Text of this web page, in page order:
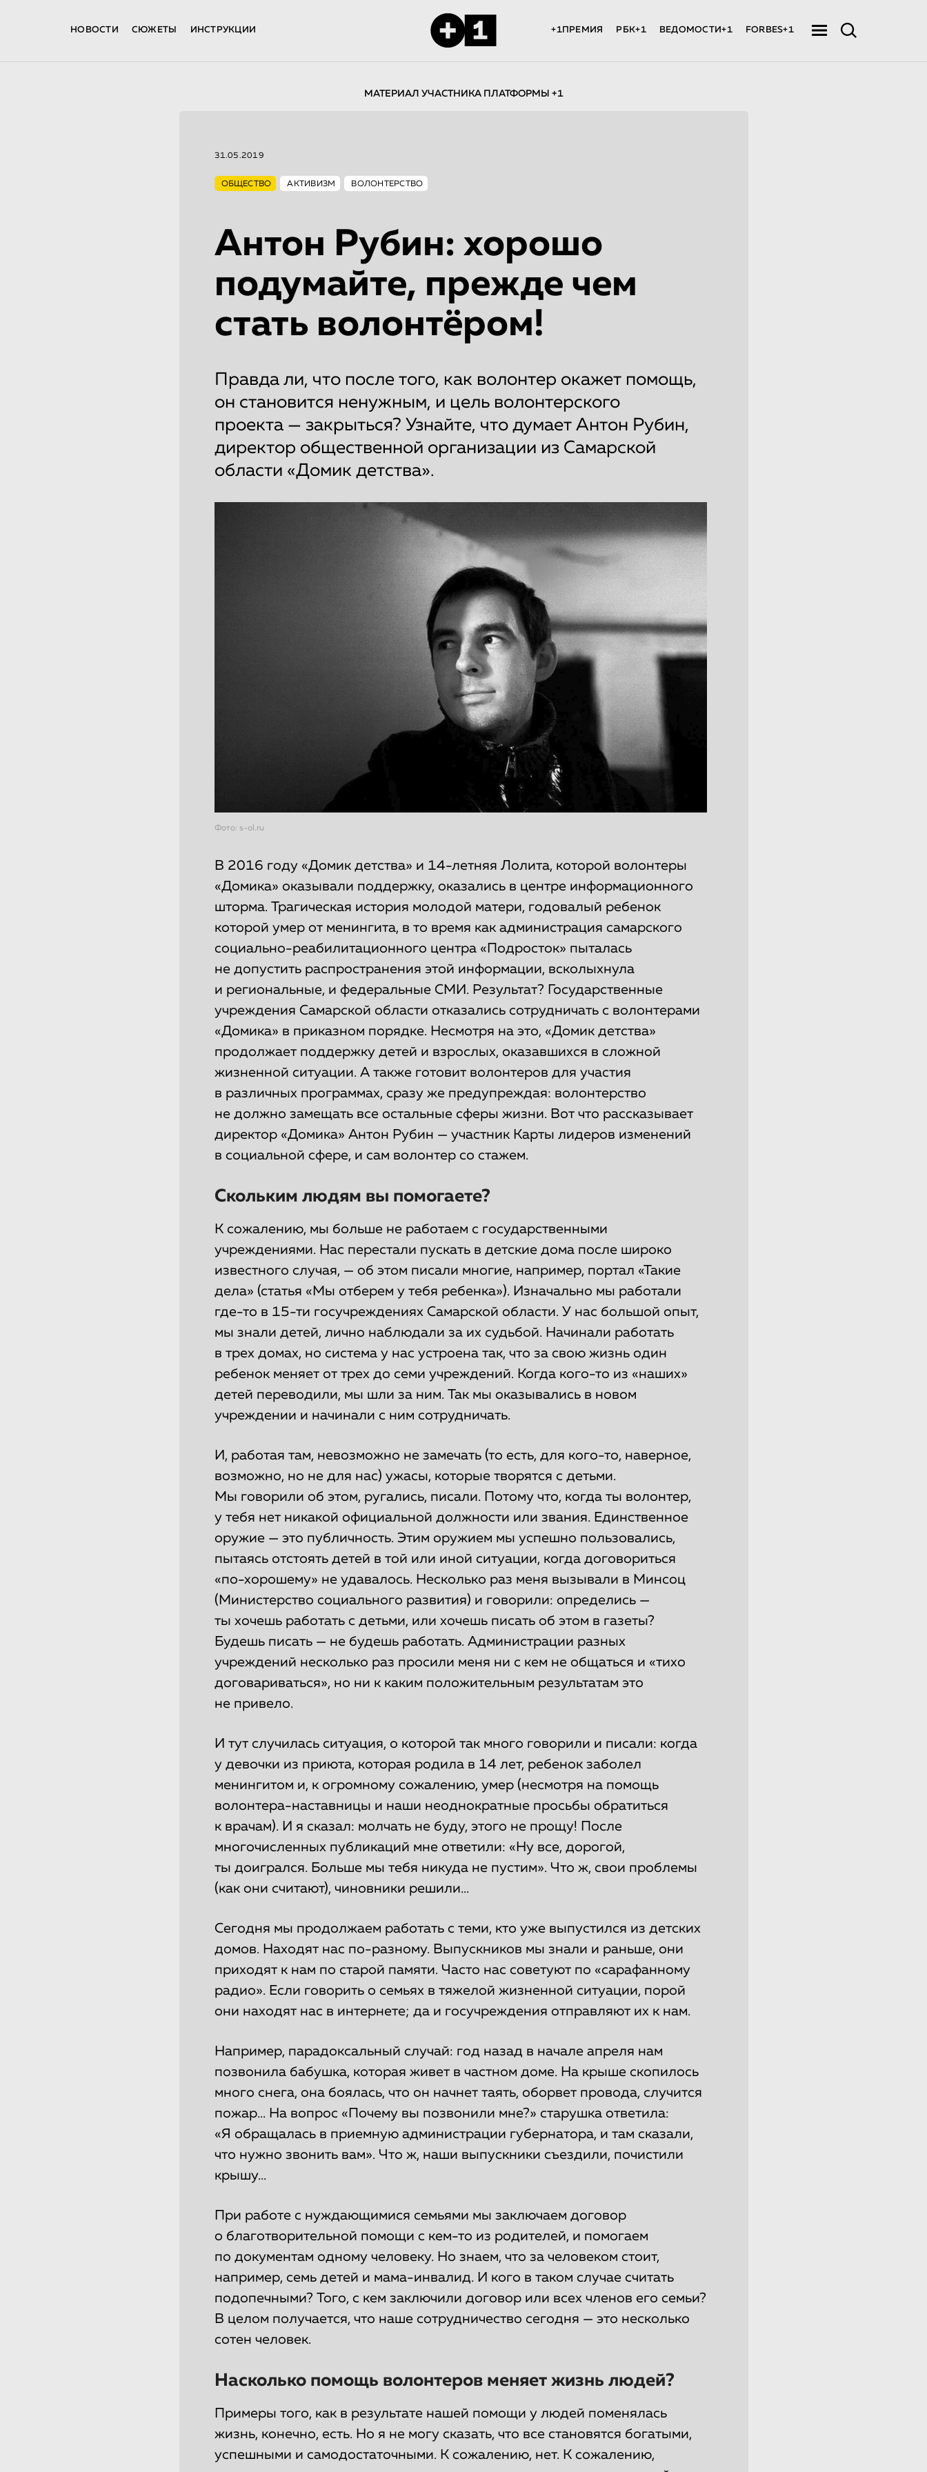
НОВОСТИ СЮЖЕТЫ ИНСТРУКЦИИ +1ПРЕМИЯ РБК+1 ВЕДОМОСТИ+1 FORBES+1
МАТЕРИАЛ УЧАСТНИКА ПЛАТФОРМЫ +1
31.05.2019
ОБЩЕСТВО АКТИВИЗМ ВОЛОНТЕРСТВО
Антон Рубин: хорошо
подумайте, прежде чем
стать волонтёром!
Правда ли, что после того, как волонтер окажет помощь,
он становится ненужным, и цель волонтерского
проекта — закрыться? Узнайте, что думает Антон Рубин,
директор общественной организации из Самарской
области «Домик детства».
Фото: s-ol.ru
В 2016 году «Домик детства» и 14-летняя Лолита, которой волонтеры
«Домика» оказывали поддержку, оказались в центре информационного
шторма. Трагическая история молодой матери, годовалый ребенок
которой умер от менингита, в то время как администрация самарского
социально-реабилитационного центра «Подросток» пыталась
не допустить распространения этой информации, всколыхнула
и региональные, и федеральные СМИ. Результат? Государственные
учреждения Самарской области отказались сотрудничать с волонтерами
«Домика» в приказном порядке. Несмотря на это, «Домик детства»
продолжает поддержку детей и взрослых, оказавшихся в сложной
жизненной ситуации. А также готовит волонтеров для участия
в различных программах, сразу же предупреждая: волонтерство
не должно замещать все остальные сферы жизни. Вот что рассказывает
директор «Домика» Антон Рубин — участник Карты лидеров изменений
в социальной сфере, и сам волонтер со стажем.
Скольким людям вы помогаете?
К сожалению, мы больше не работаем с государственными
учреждениями. Нас перестали пускать в детские дома после широко
известного случая, — об этом писали многие, например, портал «Такие
дела» (статья «Мы отберем у тебя ребенка»). Изначально мы работали
где-то в 15-ти госучреждениях Самарской области. У нас большой опыт,
мы знали детей, лично наблюдали за их судьбой. Начинали работать
в трех домах, но система у нас устроена так, что за свою жизнь один
ребенок меняет от трех до семи учреждений. Когда кого-то из «наших»
детей переводили, мы шли за ним. Так мы оказывались в новом
учреждении и начинали с ним сотрудничать.
И, работая там, невозможно не замечать (то есть, для кого-то, наверное,
возможно, но не для нас) ужасы, которые творятся с детьми.
Мы говорили об этом, ругались, писали. Потому что, когда ты волонтер,
у тебя нет никакой официальной должности или звания. Единственное
оружие — это публичность. Этим оружием мы успешно пользовались,
пытаясь отстоять детей в той или иной ситуации, когда договориться
«по-хорошему» не удавалось. Несколько раз меня вызывали в Минсоц
(Министерство социального развития) и говорили: определись —
ты хочешь работать с детьми, или хочешь писать об этом в газеты?
Будешь писать — не будешь работать. Администрации разных
учреждений несколько раз просили меня ни с кем не общаться и «тихо
договариваться», но ни к каким положительным результатам это
не привело.
И тут случилась ситуация, о которой так много говорили и писали: когда
у девочки из приюта, которая родила в 14 лет, ребенок заболел
менингитом и, к огромному сожалению, умер (несмотря на помощь
волонтера-наставницы и наши неоднократные просьбы обратиться
к врачам). И я сказал: молчать не буду, этого не прощу! После
многочисленных публикаций мне ответили: «Ну все, дорогой,
ты доигрался. Больше мы тебя никуда не пустим». Что ж, свои проблемы
(как они считают), чиновники решили...
Сегодня мы продолжаем работать с теми, кто уже выпустился из детских
домов. Находят нас по-разному. Выпускников мы знали и раньше, они
приходят к нам по старой памяти. Часто нас советуют по «сарафанному
радио». Если говорить о семьях в тяжелой жизненной ситуации, порой
они находят нас в интернете; да и госучреждения отправляют их к нам.
Например, парадоксальный случай: год назад в начале апреля нам
позвонила бабушка, которая живет в частном доме. На крыше скопилось
много снега, она боялась, что он начнет таять, оборвет провода, случится
пожар... На вопрос «Почему вы позвонили мне?» старушка ответила:
«Я обращалась в приемную администрации губернатора, и там сказали,
что нужно звонить вам». Что ж, наши выпускники съездили, почистили
крышу...
При работе с нуждающимися семьями мы заключаем договор
о благотворительной помощи с кем-то из родителей, и помогаем
по документам одному человеку. Но знаем, что за человеком стоит,
например, семь детей и мама-инвалид. И кого в таком случае считать
подопечными? Того, с кем заключили договор или всех членов его семьи?
В целом получается, что наше сотрудничество сегодня — это несколько
сотен человек.
Насколько помощь волонтеров меняет жизнь людей?
Примеры того, как в результате нашей помощи у людей поменялась
жизнь, конечно, есть. Но я не могу сказать, что все становятся богатыми,
успешными и самодостаточными. К сожалению, нет. К сожалению,